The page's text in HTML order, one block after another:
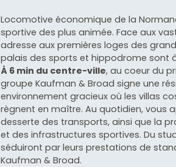
Locomotive économique de la
sportive des plus animée. Face aux
adresse aux premières loges des
palais des sports et hippodrome sont
À 6 min du centre-ville, au coeur du
groupe Kaufman & Broad signe une
environnement gracieux où les villas
règnent en maître. Au quotidien, vous
desserte des transports, ainsi que la
et des infrastructures sportives. Du
séduiront par leurs prestations de
Kaufman & Broad.